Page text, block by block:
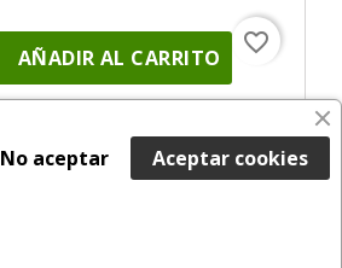
AÑADIR AL CARRITO
favorite_border
Aceptar cookies
No aceptar